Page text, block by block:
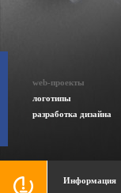
web-проекты
логотипы
разработка дизайна
Информация